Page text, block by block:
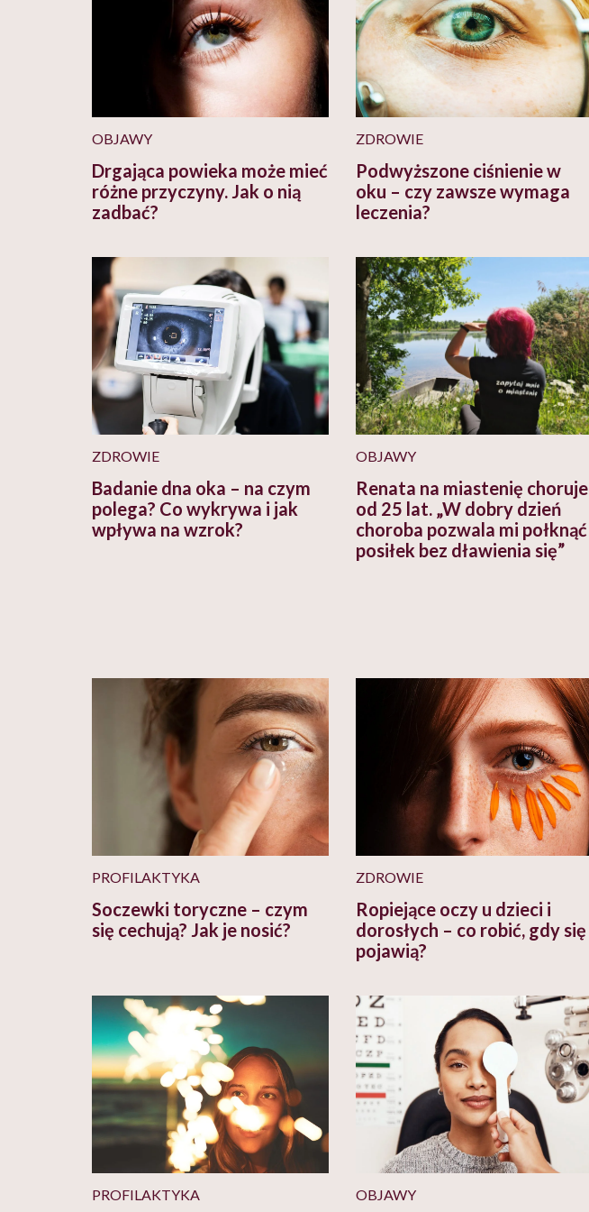
OBJAWY
Drgająca powieka może mieć
różne przyczyny. Jak o nią
zadbać?
ZDROWIE
Podwyższone ciśnienie w
oku – czy zawsze wymaga
leczenia?
ZDROWIE
Badanie dna oka – na czym
polega? Co wykrywa i jak
wpływa na wzrok?
OBJAWY
Renata na miastenię choruje
od 25 lat. „W dobry dzień
choroba pozwala mi połknąć
posiłek bez dławienia się”
PROFILAKTYKA
Soczewki toryczne – czym
się cechują? Jak je nosić?
ZDROWIE
Ropiejące oczy u dzieci i
dorosłych – co robić, gdy się
pojawią?
PROFILAKTYKA OBJAWY